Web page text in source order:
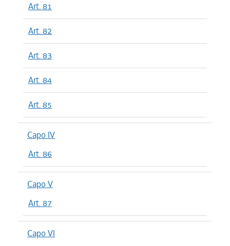
Art. 81
Art. 82
Art. 83
Art. 84
Art. 85
Capo IV
Art. 86
Capo V
Art. 87
Capo VI